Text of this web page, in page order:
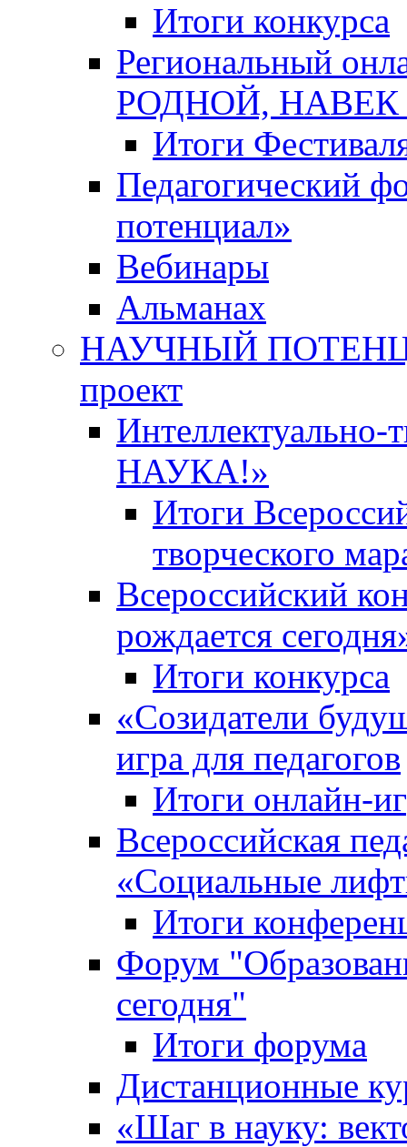
Итоги конкурса
Региональный
РОДНОЙ,
Итоги
Педагогический
потенциал»
Вебинары
Альманах
НАУЧНЫЙ
проект
НАУКА!»
Итоги
творческого
Всероссийский
рождается
Итоги конкурса
«Cозидатели
игра для педагогов
Итоги онлайн-
Всероссийская
«Cоциальные
Итоги
Форум
сегодня"
Итоги форума
Дистанционные
«Шаг в науку: